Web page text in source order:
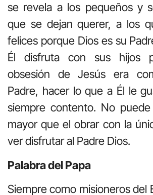
se revela a los pequeños y
que se dejan querer, a los
felices porque Dios es su
Él disfruta con sus hijos
obsesión de Jesús era
Padre, hacer lo que a Él le
siempre contento. No
mayor que el obrar con la
ver disfrutar al Padre Dios.
Palabra del Papa
Siempre como misioneros del